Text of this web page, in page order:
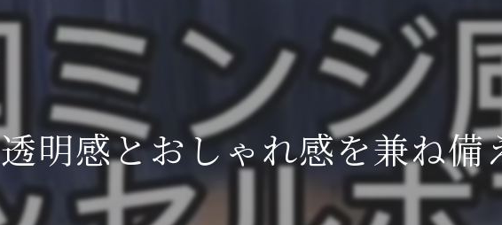
カラー
縮毛矯正
トリートメント
明感とおしゃれ感を兼ね